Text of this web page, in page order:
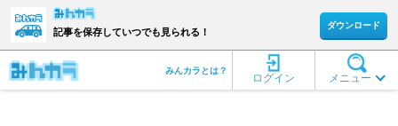
記事を保存していつでも見られる！
ダウンロード
メニュー
ログイン
みんカラとは？